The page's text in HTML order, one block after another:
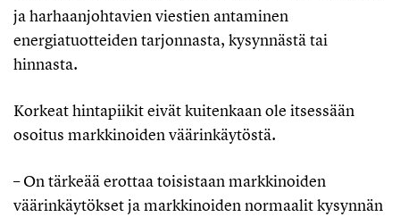
ja harhaanjohtavien viestien antaminen
energiatuotteiden tarjonnasta, kysynnästä tai
hinnasta.
Korkeat hintapiikit eivät kuitenkaan ole itsessään
osoitus markkinoiden väärinkäytöstä.
– On tärkeää erottaa toisistaan markkinoiden
väärinkäytökset ja markkinoiden normaalit kysynnän